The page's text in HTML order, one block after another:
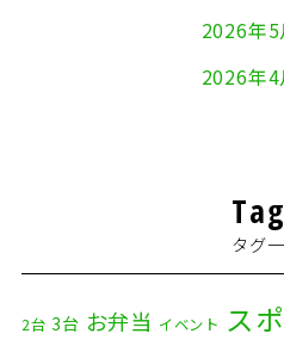
2026年5
2026年4
2026年
2025年
タグ
2台 3台 お弁当 イベント ス